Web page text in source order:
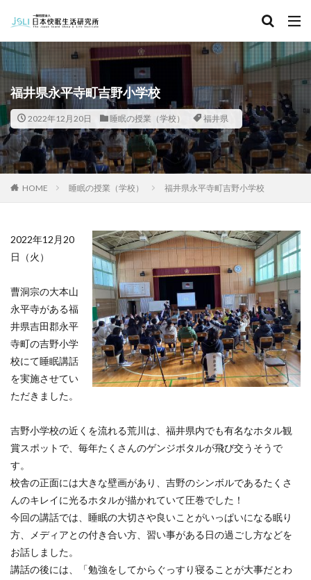
福井県永平寺町吉野小学校
2022年12月20日 睡眠の授業（学校） 福井県
HOME 睡眠の授業（学校） 福井県永平寺町吉野小学校
2022年12月20
日（火）
曹洞宗の大本山
永平寺がある福
井県吉田郡永平
寺町の吉野小学
校にて睡眠講話
を実施させてい
ただきました。
吉野小学校の近くを流れる荒川は、福井県内でも有名なホタル観
賞スポットで、毎年たくさんのゲンジボタルが飛び交うそうで
す。
校舎の正面には大きな壁画があり、吉野のシンボルであるたくさ
んのキレイに光るホタルが描かれていて圧巻でした！
今回の講話では、睡眠の大切さや良いことがいっぱいになる眠り
方、メディアとの付き合い方、習い事がある日の過ごし方などを
お話しました。
講話の後には、「勉強をしてからぐっすり寝ることが大事だとわ
カテゴリー
タグ
北海道 青森県 秋田県 茨城県
埼玉県
千葉県
東京都 富山県 石川県
福井県
長野県
滋賀県 京都府 島根県
山口県
検索